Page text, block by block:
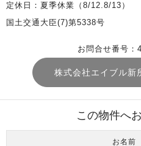
定休日：夏季休業（8/12.8/13）
国土交通大臣(7)第5338号
お問合せ番号：
株式会社エイブル新
この物件へ
お名前